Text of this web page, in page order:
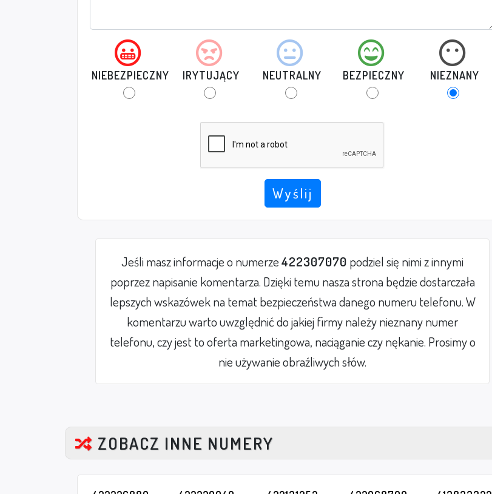
NIEBEZPIECZNY IRYTUJĄCY NEUTRALNY BEZPIECZNY NIEZNANY
Wyślij
Jeśli masz informacje o numerze422307070 podziel się nimi z innymi
poprzez napisanie komentarza. Dzięki temu nasza strona będzie dostarczała
lepszych wskazówek na temat bezpieczeństwa danego numeru telefonu. W
komentarzu warto uwzględnić do jakiej firmy należy nieznany numer
telefonu, czy jest to oferta marketingowa, naciąganie czy nękanie. Prosimy o
nie używanie obraźliwych słów.
ZOBACZ INNE NUMERY